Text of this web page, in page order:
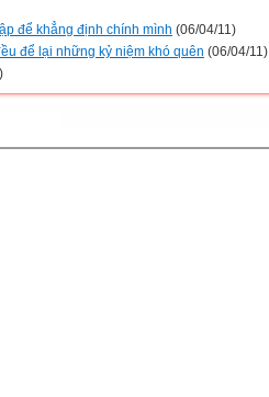
để khẳng định chính mình (06/04/11)
để lại những kỷ niệm khó quên (06/04/11)